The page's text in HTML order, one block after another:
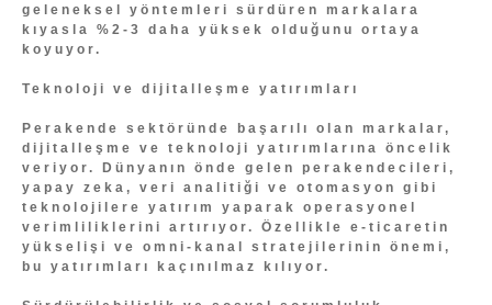
geleneksel yöntemleri sürdüren markalara
kıyasla %2-3 daha yüksek olduğunu ortaya
koyuyor.
Teknoloji ve dijitalleşme yatırımları
Perakende sektöründe başarılı olan markalar,
dijitalleşme ve teknoloji yatırımlarına öncelik
veriyor. Dünyanın önde gelen perakendecileri,
yapay zeka, veri analitiği ve otomasyon gibi
teknolojilere yatırım yaparak operasyonel
verimliliklerini artırıyor. Özellikle e-ticaretin
yükselişi ve omni-kanal stratejilerinin önemi,
bu yatırımları kaçınılmaz kılıyor.